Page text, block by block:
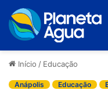
Início / Educação
Anápolis Educação